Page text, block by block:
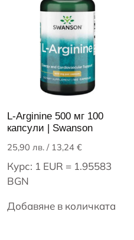
L-Arginine 500 мг 100
капсули | Swanson
25,90 лв./ 13,24 €
Курс: 1 EUR = 1.95583
BGN
Добавяне в количката